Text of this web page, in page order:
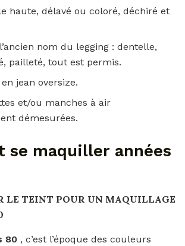
haute, délavé ou coloré, déchiré et
nom du legging : dentelle,
pailleté, tout est permis.
jean oversize.
et/ou manches à air
démesurées.
se maquiller années
LE TEINT POUR UN MAQUILLAGE
80 , c’est l’époque des couleurs